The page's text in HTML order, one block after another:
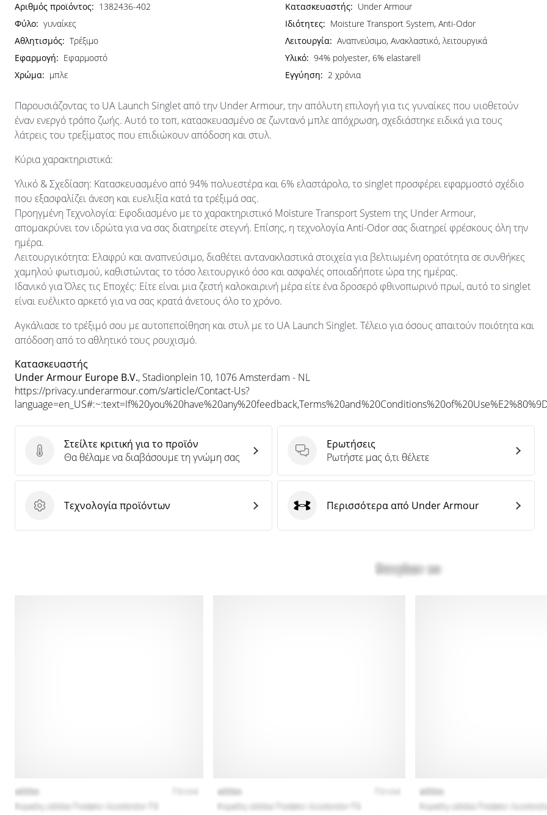
Αριθμός προϊόντος: 1382436-402 Κατασκευαστής: Under Armour
Φύλο: γυναίκες Ιδιότητες: Moisture Transport System, Anti-Odor
Αθλητισμός: Τρέξιμο Λειτουργία: Αναπνεύσιμο, Ανακλαστικό, λειτουργικά
Εφαρμογή: Εφαρμοστό Υλικό: 94% polyester, 6% elastarell
Χρώμα: μπλε Εγγύηση: 2 χρόνια
Παρουσιάζοντας το UA Launch Singlet από την Under Armour, την απόλυτη επιλογή για τις γυναίκες που υιοθετούν
έναν ενεργό τρόπο ζωής. Αυτό το τοπ, κατασκευασμένο σε ζωντανό μπλε απόχρωση, σχεδιάστηκε ειδικά για τους
λάτρεις του τρεξίματος που επιδιώκουν απόδοση και στυλ.
Κύρια χαρακτηριστικά:
Υλικό & Σχεδίαση: Κατασκευασμένο από 94% πολυεστέρα και 6% ελαστάρολο, το singlet προσφέρει εφαρμοστό σχέδιο
που εξασφαλίζει άνεση και ευελιξία κατά τα τρέξιμά σας.
Προηγμένη Τεχνολογία: Εφοδιασμένο με το χαρακτηριστικό Moisture Transport System της Under Armour,
απομακρύνει τον ιδρώτα για να σας διατηρείτε στεγνή. Επίσης, η τεχνολογία Anti-Odor σας διατηρεί φρέσκους όλη την
ημέρα.
Λειτουργικότητα: Ελαφρύ και αναπνεύσιμο, διαθέτει αντανακλαστικά στοιχεία για βελτιωμένη ορατότητα σε συνθήκες
χαμηλού φωτισμού, καθιστώντας το τόσο λειτουργικό όσο και ασφαλές οποιαδήποτε ώρα της ημέρας.
Ιδανικό για Όλες τις Εποχές: Είτε είναι μια ζεστή καλοκαιρινή μέρα είτε ένα δροσερό φθινοπωρινό πρωί, αυτό το singlet
είναι ευέλικτο αρκετό για να σας κρατά άνετους όλο το χρόνο.
Αγκάλιασε το τρέξιμό σου με αυτοπεποίθηση και στυλ με το UA Launch Singlet. Τέλειο για όσους απαιτούν ποιότητα και
απόδοση από το αθλητικό τους ρουχισμό.
Κατασκευαστής
Under Armour Europe B.V., Stadionplein 10, 1076 Amsterdam - NL
https://privacy.underarmour.com/s/article/Contact-Us?
Στείλτε κριτική για το προϊόν
Στείλτε κριτική για το προϊόν
Θα θέλαμε να διαβάσουμε τη γνώμη σας
Ερωτήσεις
Ερωτήσεις
Ρωτήστε μας ό,τι θέλετε
Τεχνολογία προϊόντων
Τεχνολογία προϊόντων Under Armour
Περισσότερα από Under Armour